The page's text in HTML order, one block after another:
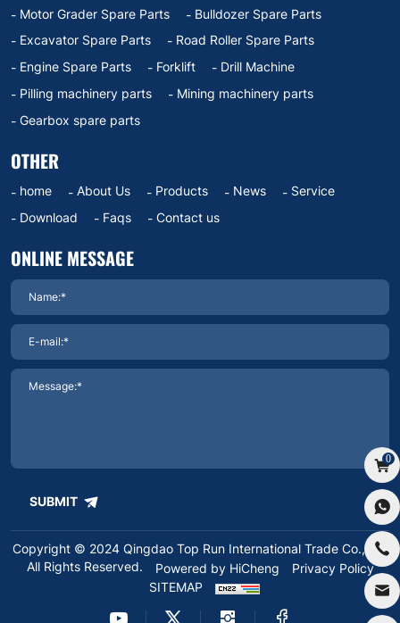
Motor Grader Spare Parts
Bulldozer Spare Parts
Excavator Spare Parts
Road Roller Spare Parts
Engine Spare Parts
Forklift
Drill Machine
Pilling machinery parts
Mining machinery parts
Gearbox spare parts
OTHER
home About Us Products News
Service
Download
Faqs Contact us
ONLINE MESSAGE
SUBMIT
Copyright © 2024 Qingdao Top Run International Trade Co.,Ltd.
All Rights Reserved.
Powered by HiCheng
Privacy Policy
SITEMAP
0